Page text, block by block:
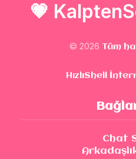
💗
© 2026 Tüm
HızlıShell
Chat